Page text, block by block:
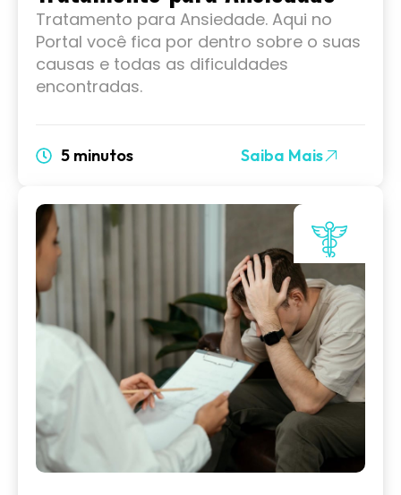
Tratamento para Ansiedade. Aqui no
Portal você fica por dentro sobre o suas
causas e todas as dificuldades
encontradas.
5 minutos Saiba Mais